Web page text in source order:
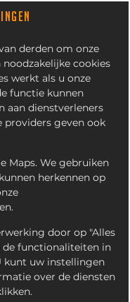
derden om onze
noodzakelijke cookies
werkt als u onze
functie kunnen
aan dienstverleners
providers geven ook
Maps. We gebruiken
herkennen op
door op "Alles
de functionaliteiten in
kunt uw instellingen
over de diensten
BOX